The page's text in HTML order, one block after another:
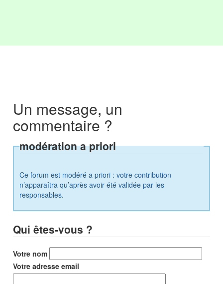
Un message, un
commentaire ?
modération a priori
Ce forum est modéré a priori : votre contribution
n’apparaîtra qu’après avoir été validée par les
responsables.
Qui êtes-vous ?
Votre nom
Votre adresse email